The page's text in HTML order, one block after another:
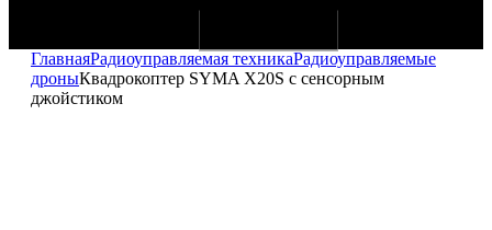
ГлавнаяРадиоуправляемая техникаРадиоуправляемые
дроныКвадрокоптер SYMA X20S с сенсорным
джойстиком